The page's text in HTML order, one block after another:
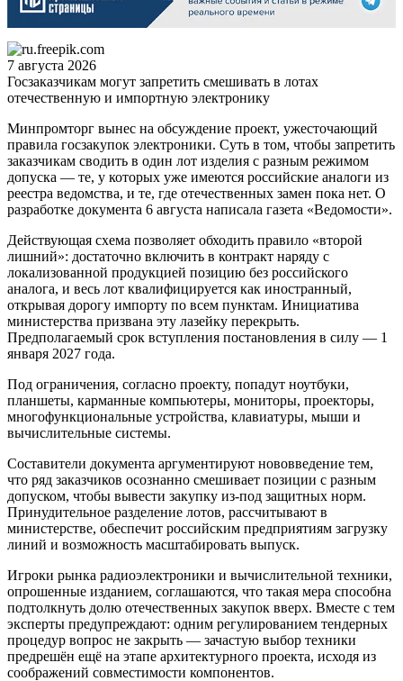
7 августа 2026
Госзаказчикам могут запретить смешивать в лотах
отечественную и импортную электронику
Минпромторг вынес на обсуждение проект, ужесточающий
правила госзакупок электроники. Суть в том, чтобы запретить
заказчикам сводить в один лот изделия с разным режимом
допуска — те, у которых уже имеются российские аналоги из
реестра ведомства, и те, где отечественных замен пока нет. О
разработке документа 6 августа написала газета «Ведомости».
Действующая схема позволяет обходить правило «второй
лишний»: достаточно включить в контракт наряду с
локализованной продукцией позицию без российского
аналога, и весь лот квалифицируется как иностранный,
открывая дорогу импорту по всем пунктам. Инициатива
министерства призвана эту лазейку перекрыть.
Предполагаемый срок вступления постановления в силу — 1
января 2027 года.
Под ограничения, согласно проекту, попадут ноутбуки,
планшеты, карманные компьютеры, мониторы, проекторы,
многофункциональные устройства, клавиатуры, мыши и
вычислительные системы.
Составители документа аргументируют нововведение тем,
что ряд заказчиков осознанно смешивает позиции с разным
допуском, чтобы вывести закупку из-под защитных норм.
Принудительное разделение лотов, рассчитывают в
министерстве, обеспечит российским предприятиям загрузку
линий и возможность масштабировать выпуск.
Игроки рынка радиоэлектроники и вычислительной техники,
опрошенные изданием, соглашаются, что такая мера способна
подтолкнуть долю отечественных закупок вверх. Вместе с тем
эксперты предупреждают: одним регулированием тендерных
процедур вопрос не закрыть — зачастую выбор техники
предрешён ещё на этапе архитектурного проекта, исходя из
соображений совместимости компонентов.